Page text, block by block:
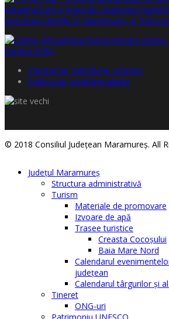
Chestionar satisfacţie cetăţeni
Politica de confidențialitate
© 2018 Consiliul Judeţean Maramureş. All
Judeţul Maramureş
Structura administrativă
Turism
Materiale de promovare
Izvoare de apă
Trasee turistice
Creasta Cocoșului
Baia Mare Nord
Calendarul
judeţean
Calendarul târgurilor şi
Tineret
ONG-uri